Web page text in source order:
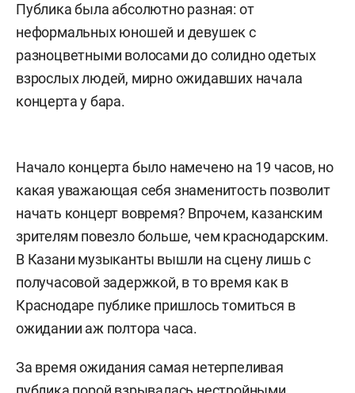
Публика была абсолютно разная: от
неформальных юношей и девушек с
разноцветными волосами до солидно одетых
взрослых людей, мирно ожидавших начала
концерта у бара.
Начало концерта было намечено на 19 часов, но
какая уважающая себя знаменитость позволит
начать концерт вовремя? Впрочем, казанским
зрителям повезло больше, чем краснодарским.
В Казани музыканты вышли на сцену лишь с
получасовой задержкой, в то время как в
Краснодаре публике пришлось томиться в
ожидании аж полтора часа.
За время ожидания самая нетерпеливая